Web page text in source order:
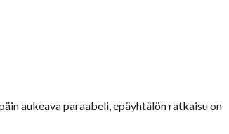
aukeava paraabeli, epäyhtälön ratkaisu on